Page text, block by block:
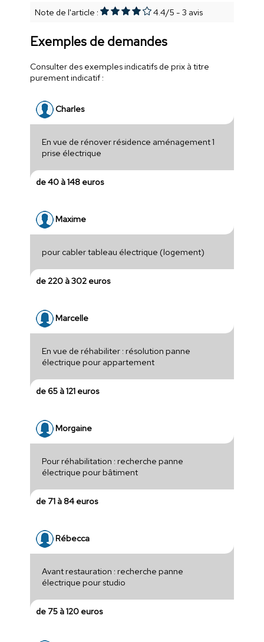
Note de l'article : 4.4/5 - 3 avis
Exemples de demandes
Consulter des exemples indicatifs de prix à titre
purement indicatif :
Charles
En vue de rénover résidence aménagement 1
prise électrique
de 40 à 148 euros
Maxime
pour cabler tableau électrique (logement)
de 220 à 302 euros
Marcelle
En vue de réhabiliter : résolution panne
électrique pour appartement
de 65 à 121 euros
Morgaine
Pour réhabilitation : recherche panne
électrique pour bâtiment
de 71 à 84 euros
Rébecca
Avant restauration : recherche panne
électrique pour studio
de 75 à 120 euros